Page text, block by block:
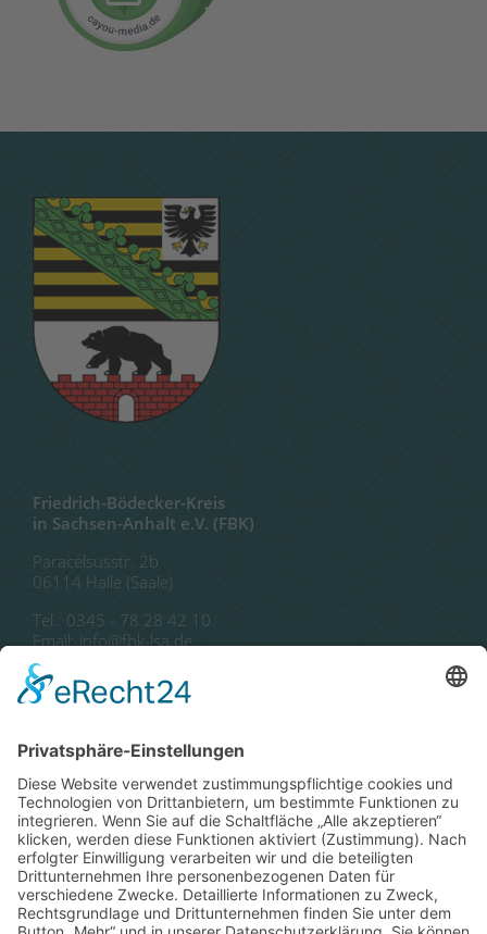
Friedrich-Bödecker-Kreis
in Sachsen-Anhalt e.V. (FBK)
Paracelsusstr. 2b
06114 Halle (Saale)
Tel.: 0345 - 78 28 42 10
Email: info@fbk-lsa.de
Autor*innen
Publikationen
Literaturförderung
Literaturbeirat
Landesliteraturtage